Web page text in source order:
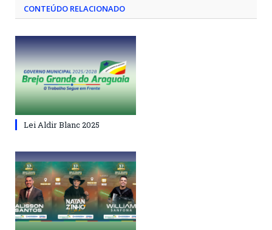
CONTEÚDO RELACIONADO
Lei Aldir Blanc 2025